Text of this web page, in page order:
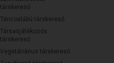
társkereső
Táncoslábú társkereső
Társasjátékozós
társkereső
Vegetáriánus társkereső